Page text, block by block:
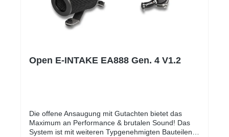
Open E-INTAKE EA888 Gen. 4 V1.2
Die offene Ansaugung mit Gutachten bietet das
Maximum an Performance & brutalen Sound! Das
System ist mit weiteren Typgenehmigten Bauteilen